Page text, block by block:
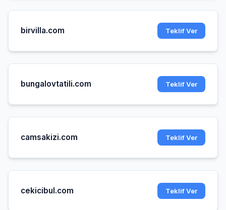
birvilla.com Teklif Ver
bungalovtatili.com Teklif Ver
camsakizi.com Teklif Ver
cekicibul.com Teklif Ver